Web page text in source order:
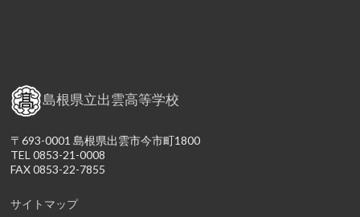
島根県立出雲高等学校
〒693-0001 島根県出雲市今市町1800
TEL 0853-21-0008
FAX 0853-22-7855
サイトマップ